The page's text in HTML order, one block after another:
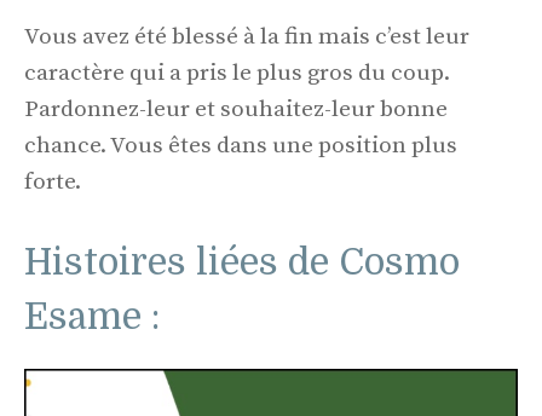
Vous avez été blessé à la fin mais c’est leur
caractère qui a pris le plus gros du coup.
Pardonnez-leur et souhaitez-leur bonne
chance. Vous êtes dans une position plus
forte.
Histoires liées de Cosmo
Esame :